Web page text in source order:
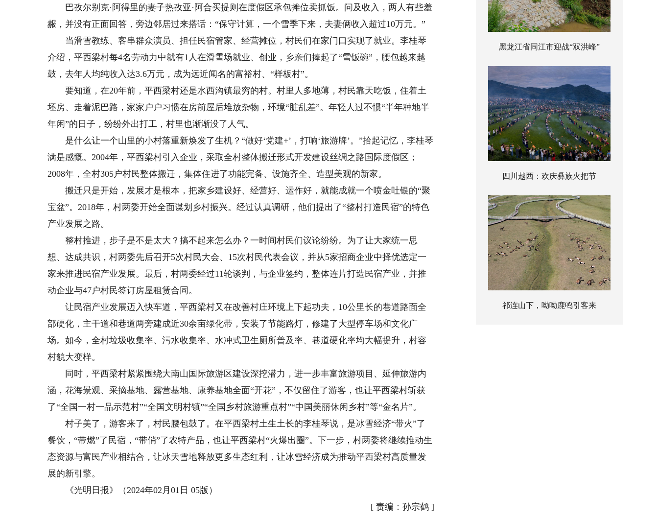
巴孜尔别克·阿得里的妻子热孜亚·阿合买提则在度假区承包摊位卖抓饭。问及收入，两人有些羞
赧，并没有正面回答，旁边邻居过来搭话：“保守计算，一个雪季下来，夫妻俩收入超过10万元。”
当滑雪教练、客串群众演员、担任民宿管家、经营摊位，村民们在家门口实现了就业。李桂琴
介绍，平西梁村每4名劳动力中就有1人在滑雪场就业、创业，乡亲们捧起了“雪饭碗”，腰包越来越
鼓，去年人均纯收入达3.6万元，成为远近闻名的富裕村、“样板村”。
要知道，在20年前，平西梁村还是水西沟镇最穷的村。村里人多地薄，村民靠天吃饭，住着土
坯房、走着泥巴路，家家户户习惯在房前屋后堆放杂物，环境“脏乱差”。年轻人过不惯“半年种地半
年闲”的日子，纷纷外出打工，村里也渐渐没了人气。
是什么让一个山里的小村落重新焕发了生机？“做好‘党建+’，打响‘旅游牌’。”拾起记忆，李桂琴
满是感慨。2004年，平西梁村引入企业，采取全村整体搬迁形式开发建设丝绸之路国际度假区；
2008年，全村305户村民整体搬迁，集体住进了功能完备、设施齐全、造型美观的新家。
搬迁只是开始，发展才是根本，把家乡建设好、经营好、运作好，就能成就一个喷金吐银的“聚
宝盆”。2018年，村两委开始全面谋划乡村振兴。经过认真调研，他们提出了“整村打造民宿”的特色
产业发展之路。
整村推进，步子是不是太大？搞不起来怎么办？一时间村民们议论纷纷。为了让大家统一思
想、达成共识，村两委先后召开5次村民大会、15次村民代表会议，并从5家招商企业中择优选定一
家来推进民宿产业发展。最后，村两委经过11轮谈判，与企业签约，整体连片打造民宿产业，并推
动企业与47户村民签订房屋租赁合同。
让民宿产业发展迈入快车道，平西梁村又在改善村庄环境上下起功夫，10公里长的巷道路面全
部硬化，主干道和巷道两旁建成近30余亩绿化带，安装了节能路灯，修建了大型停车场和文化广
场。如今，全村垃圾收集率、污水收集率、水冲式卫生厕所普及率、巷道硬化率均大幅提升，村容
村貌大变样。
同时，平西梁村紧紧围绕大南山国际旅游区建设深挖潜力，进一步丰富旅游项目、延伸旅游内
涵，花海景观、采摘基地、露营基地、康养基地全面“开花”，不仅留住了游客，也让平西梁村斩获
了“全国一村一品示范村”“全国文明村镇”“全国乡村旅游重点村”“中国美丽休闲乡村”等“金名片”。
村子美了，游客来了，村民腰包鼓了。在平西梁村土生土长的李桂琴说，是冰雪经济“带火”了
餐饮，“带燃”了民宿，“带俏”了农特产品，也让平西梁村“火爆出圈”。下一步，村两委将继续推动生
态资源与富民产业相结合，让冰天雪地释放更多生态红利，让冰雪经济成为推动平西梁村高质量发
展的新引擎。
《光明日报》（2024年02月01日 05版）
[ 责编：孙宗鹤]
黑龙江省同江市迎战“双洪峰”
四川越西：欢庆彝族火把节
祁连山下，呦呦鹿鸣引客来